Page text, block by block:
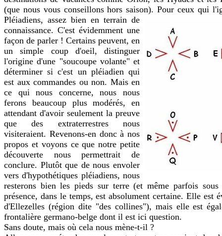
(que nous vous conseillons hors saison).Pour ceux qui
Pléiadiens, assez bien en terrain de
connaissance. C'est évidemment une
façon de parler ! Certains peuvent, en
un simple coup d'oeil, distinguer
l'origine d'une "soucoupe volante" et
déterminer si c'est un pléiadien qui
est aux commandes ou non. Mais en
ce qui nous concerne, nous nous
ferons beaucoup plus modérés, en
attendant d'avoir seulement la preuve
que des extraterrestres nous
visiteraient. Revenons-en donc à nos
propos et voyons ce que notre petite
découverte nous permettrait de
conclure. Plutôt que de nous envoler
vers d'hypothétiques pléiadiens, nous
resterons bien les pieds sur terre (et même parfois
présence, dans le temps, est absolument certaine. Elle est
d'Ellezelles (région dite "des collines"), mais elle est
frontalière germano-belge dont il est ici question.
Sans doute, mais où cela nous mène-t-il ?